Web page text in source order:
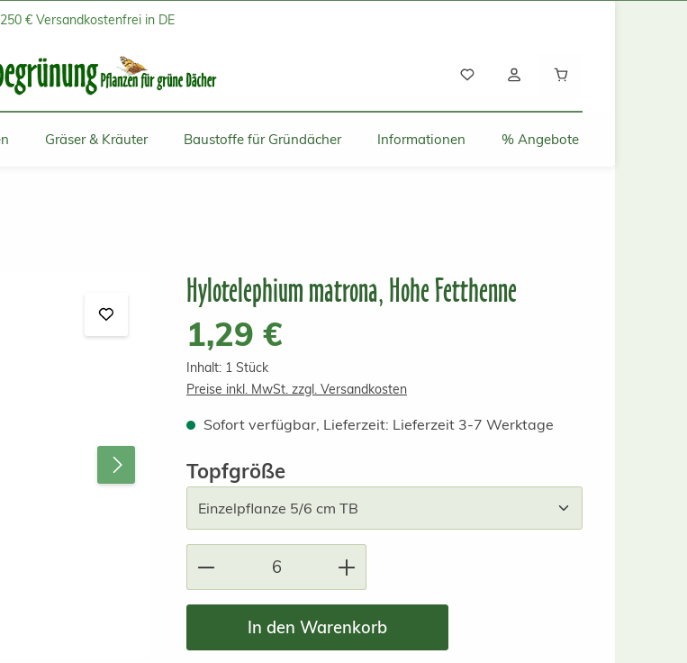
€ Versandkostenfrei in DE
Gräser & Kräuter Baustoffe für Gründächer Informationen % Angebote
Hylotelephium matrona, Hohe Fetthenne
Regulärer Preis:
1,29 €
Inhalt: 1 Stück
Preise inkl. MwSt. zzgl. Versandkosten
Sofort verfügbar, Lieferzeit: Lieferzeit 3-7 Werktage
Topfgrößeauswählen
Produkt Anzahl: Gib den gewünschten Wert ein
In den Warenkorb